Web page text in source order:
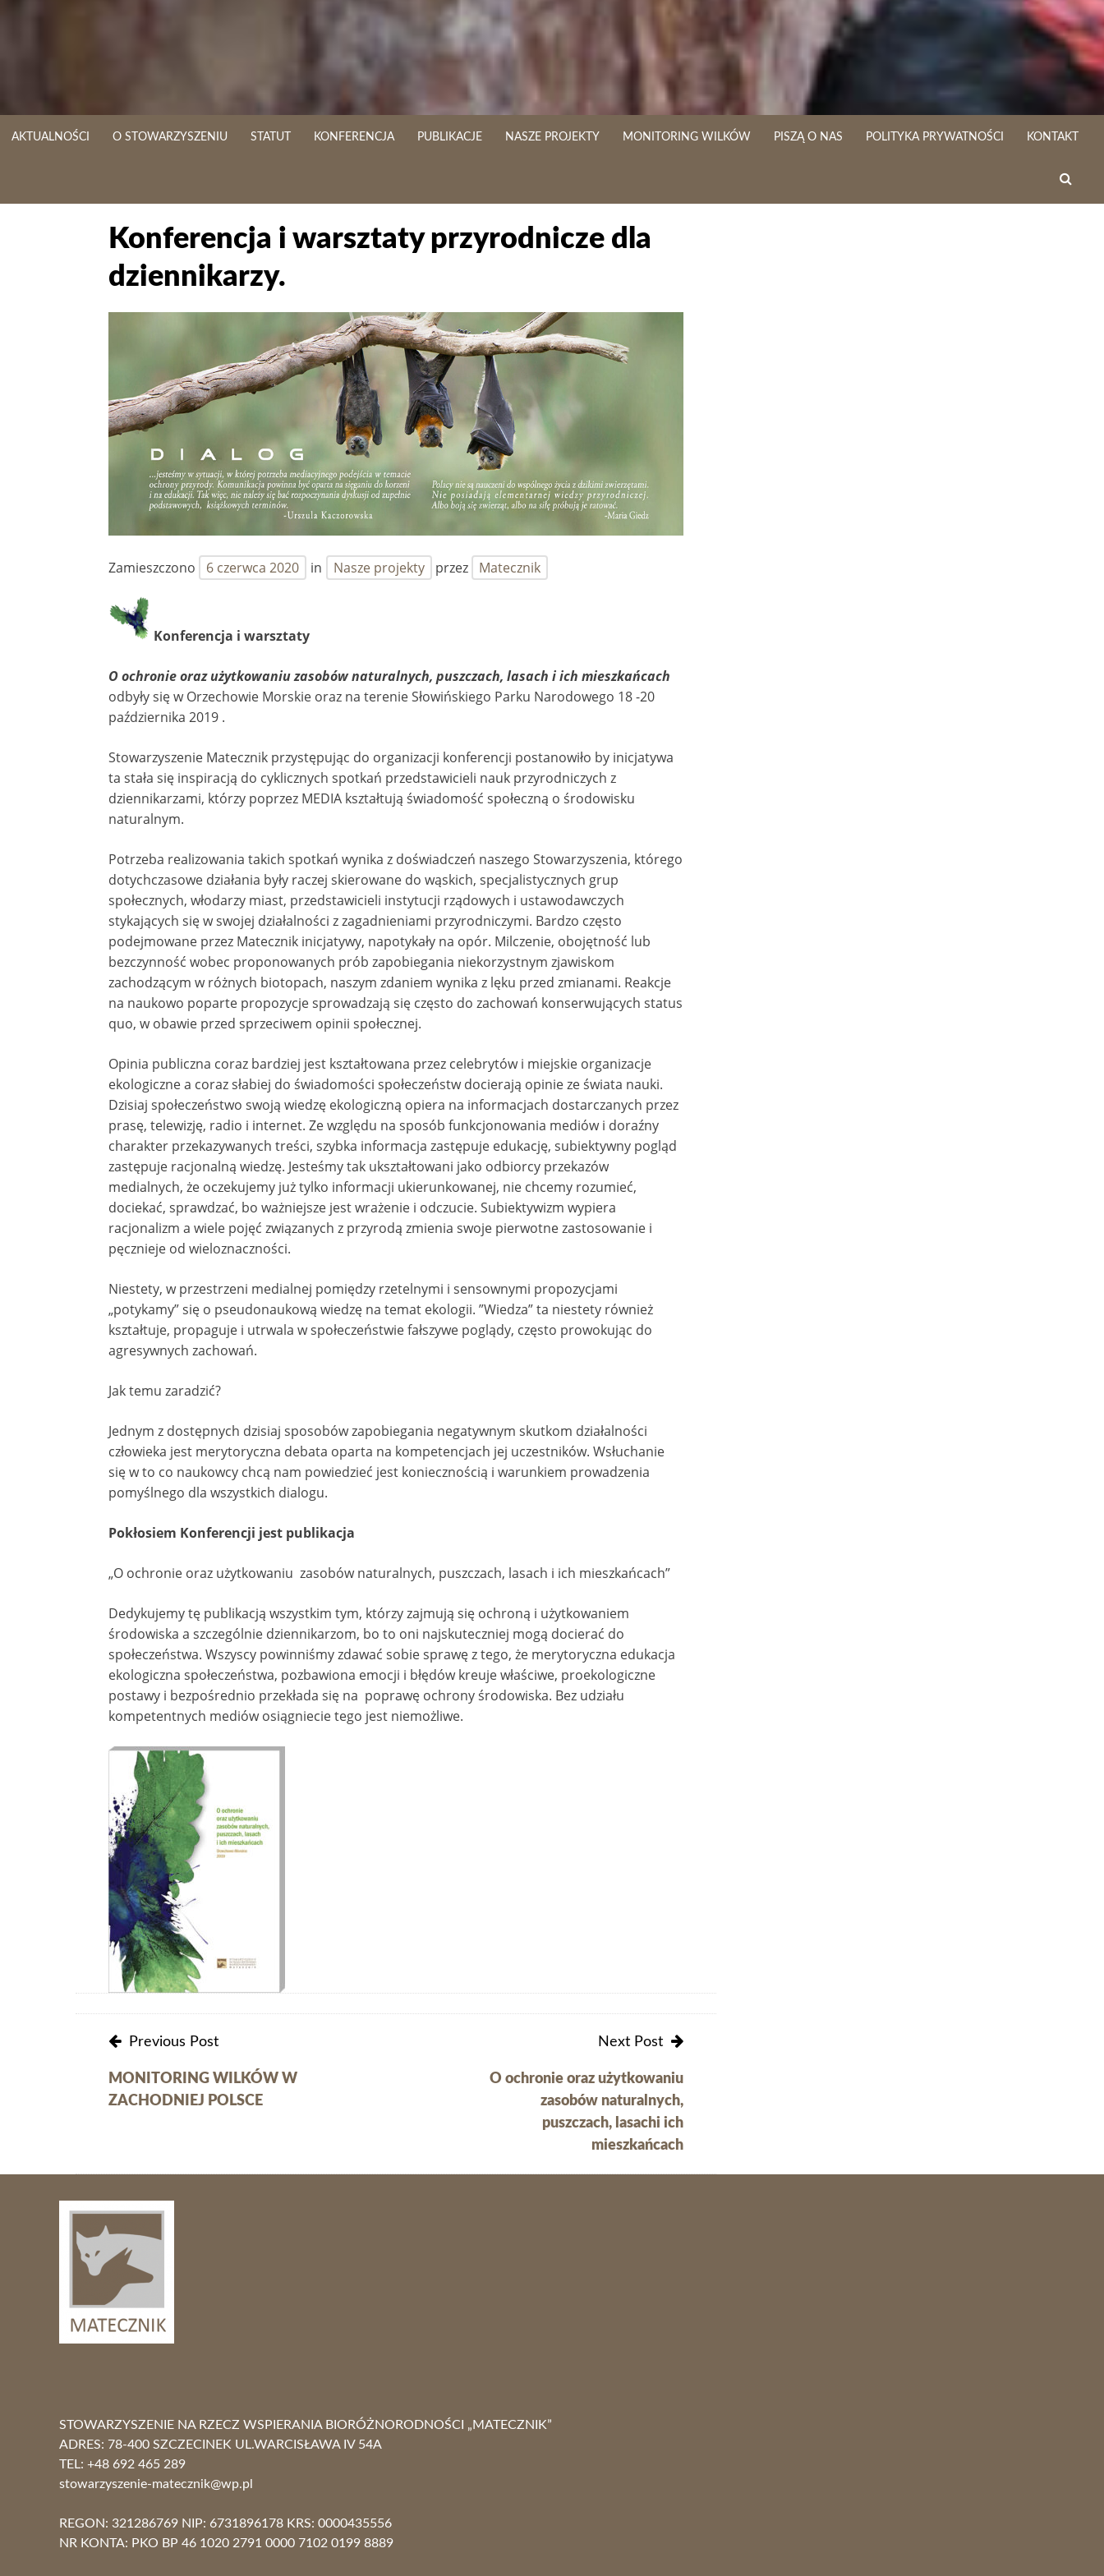
AKTUALNOŚCI O STOWARZYSZENIU STATUT KONFERENCJA PUBLIKACJE NASZE PROJEKTY MONITORING WILKÓW PISZĄ O NAS POLITYKA PRYWATNOŚCI KONTAKT
Konferencja i warsztaty przyrodnicze dla
dziennikarzy.
Zamieszczono 6 czerwca 2020 in Nasze projekty przez Matecznik
Konferencja i warsztaty
O ochronie oraz użytkowaniu zasobów naturalnych, puszczach, lasach i ich mieszkańcach
odbyły się w Orzechowie Morskie oraz na terenie Słowińskiego Parku Narodowego 18 -20
października 2019 .
Stowarzyszenie Matecznik przystępując do organizacji konferencji postanowiło by inicjatywa
ta stała się inspiracją do cyklicznych spotkań przedstawicieli nauk przyrodniczych z
dziennikarzami, którzy poprzez MEDIA kształtują świadomość społeczną o środowisku
naturalnym.
Potrzeba realizowania takich spotkań wynika z doświadczeń naszego Stowarzyszenia, którego
dotychczasowe działania były raczej skierowane do wąskich, specjalistycznych grup
społecznych, włodarzy miast, przedstawicieli instytucji rządowych i ustawodawczych
stykających się w swojej działalności z zagadnieniami przyrodniczymi. Bardzo często
podejmowane przez Matecznik inicjatywy, napotykały na opór. Milczenie, obojętność lub
bezczynność wobec proponowanych prób zapobiegania niekorzystnym zjawiskom
zachodzącym w różnych biotopach, naszym zdaniem wynika z lęku przed zmianami. Reakcje
na naukowo poparte propozycje sprowadzają się często do zachowań konserwujących status
quo, w obawie przed sprzeciwem opinii społecznej.
Opinia publiczna coraz bardziej jest kształtowana przez celebrytów i miejskie organizacje
ekologiczne a coraz słabiej do świadomości społeczeństw docierają opinie ze świata nauki.
Dzisiaj społeczeństwo swoją wiedzę ekologiczną opiera na informacjach dostarczanych przez
prasę, telewizję, radio i internet. Ze względu na sposób funkcjonowania mediów i doraźny
charakter przekazywanych treści, szybka informacja zastępuje edukację, subiektywny pogląd
zastępuje racjonalną wiedzę. Jesteśmy tak ukształtowani jako odbiorcy przekazów
medialnych, że oczekujemy już tylko informacji ukierunkowanej, nie chcemy rozumieć,
dociekać, sprawdzać, bo ważniejsze jest wrażenie i odczucie. Subiektywizm wypiera
racjonalizm a wiele pojęć związanych z przyrodą zmienia swoje pierwotne zastosowanie i
pęcznieje od wieloznaczności.
Niestety, w przestrzeni medialnej pomiędzy rzetelnymi i sensownymi propozycjami
„potykamy” się o pseudonaukową wiedzę na temat ekologii. ”Wiedza” ta niestety również
kształtuje, propaguje i utrwala w społeczeństwie fałszywe poglądy, często prowokując do
agresywnych zachowań.
Jak temu zaradzić?
Jednym z dostępnych dzisiaj sposobów zapobiegania negatywnym skutkom działalności
człowieka jest merytoryczna debata oparta na kompetencjach jej uczestników. Wsłuchanie
się w to co naukowcy chcą nam powiedzieć jest koniecznością i warunkiem prowadzenia
pomyślnego dla wszystkich dialogu.
Pokłosiem Konferencji jest publikacja
„O ochronie oraz użytkowaniu zasobów naturalnych, puszczach, lasach i ich mieszkańcach”
Dedykujemy tę publikacją wszystkim tym, którzy zajmują się ochroną i użytkowaniem
środowiska a szczególnie dziennikarzom, bo to oni najskuteczniej mogą docierać do
społeczeństwa. Wszyscy powinniśmy zdawać sobie sprawę z tego, że merytoryczna edukacja
ekologiczna społeczeństwa, pozbawiona emocji i błędów kreuje właściwe, proekologiczne
postawy i bezpośrednio przekłada się na poprawę ochrony środowiska. Bez udziału
kompetentnych mediów osiągniecie tego jest niemożliwe.
PostPrevious Post
MONITORING WILKÓW W
ZACHODNIEJ POLSCE
Next Post
O ochronie oraz użytkowaniu
zasobów naturalnych,
puszczach, lasachi ich
mieszkańcach
STOWARZYSZENIE NA RZECZ WSPIERANIA BIORÓŻNORODNOŚCI „MATECZNIK”
ADRES: 78-400 SZCZECINEK UL.WARCISŁAWA IV 54A
TEL: +48 692 465 289
stowarzyszenie-matecznik@wp.pl
REGON: 321286769 NIP: 6731896178 KRS: 0000435556
NR KONTA: PKO BP 46 1020 2791 0000 7102 0199 8889